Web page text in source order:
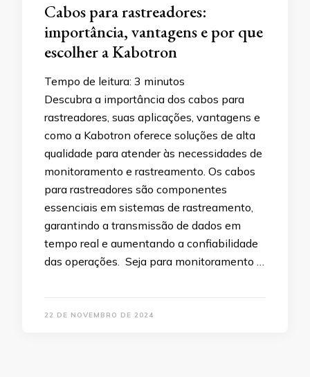
Cabos para rastreadores:
importância, vantagens e por que
escolher a Kabotron
Tempo de leitura: 3 minutos
Descubra a importância dos cabos para
rastreadores, suas aplicações, vantagens e
como a Kabotron oferece soluções de alta
qualidade para atender às necessidades de
monitoramento e rastreamento. Os cabos
para rastreadores são componentes
essenciais em sistemas de rastreamento,
garantindo a transmissão de dados em
tempo real e aumentando a confiabilidade
das operações. Seja para monitoramento …
22 DE NOVEMBRO DE 2024